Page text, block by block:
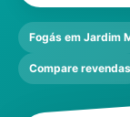
Fogás em Jardim
Compare revendas